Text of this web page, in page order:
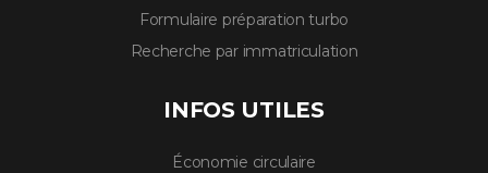
Formulaire préparation turbo
Recherche par immatriculation
INFOS UTILES
Économie circulaire